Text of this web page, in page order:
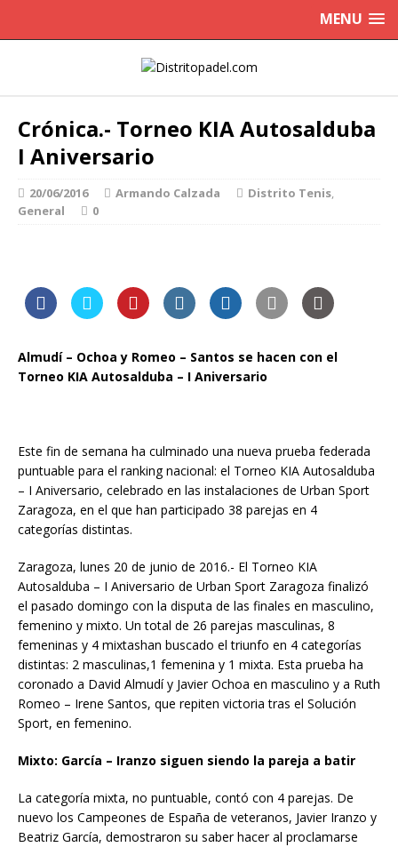
MENU
Crónica.- Torneo KIA Autosalduba
I Aniversario
20/06/2016 Armando Calzada Distrito Tenis,
General
0
Almudí – Ochoa y Romeo – Santos se hacen con el
Torneo KIA Autosalduba – I Aniversario
Este fin de semana ha culminado una nueva prueba federada
puntuable para el ranking nacional: el Torneo KIA Autosalduba
– I Aniversario, celebrado en las instalaciones de Urban Sport
Zaragoza, en el que han participado 38 parejas en 4
categorías distintas.
Zaragoza, lunes 20 de junio de 2016.- El Torneo KIA
Autosalduba – I Aniversario de Urban Sport Zaragoza finalizó
el pasado domingo con la disputa de las finales en masculino,
femenino y mixto. Un total de 26 parejas masculinas, 8
femeninas y 4 mixtashan buscado el triunfo en 4 categorías
distintas: 2 masculinas,1 femenina y 1 mixta. Esta prueba ha
coronado a David Almudí y Javier Ochoa en masculino y a Ruth
Romeo – Irene Santos, que repiten victoria tras el Solución
Sport, en femenino.
Mixto: García – Iranzo siguen siendo la pareja a batir
La categoría mixta, no puntuable, contó con 4 parejas. De
nuevo los Campeones de España de veteranos, Javier Iranzo y
Beatriz García, demostraron su saber hacer al proclamarse